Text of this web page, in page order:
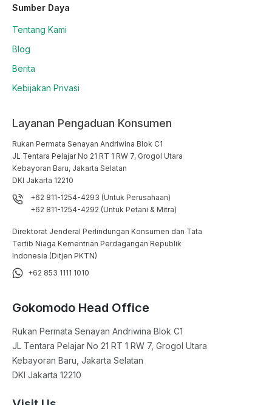
Sumber Daya
Tentang Kami
Blog
Berita
Kebijakan Privasi
Layanan Pengaduan Konsumen
Rukan Permata Senayan Andriwina Blok C1
JL Tentara Pelajar No 21 RT 1 RW 7, Grogol Utara
Kebayoran Baru, Jakarta Selatan
DKI Jakarta 12210
+62 811-1254-4293 (Untuk Perusahaan)
+62 811-1254-4292 (Untuk Petani & Mitra)
Direktorat Jenderal Perlindungan Konsumen dan Tata
Tertib Niaga Kementrian Perdagangan Republik
Indonesia (Ditjen PKTN)
+62 853 1111 1010
Gokomodo Head Office
Rukan Permata Senayan Andriwina Blok C1
JL Tentara Pelajar No 21 RT 1 RW 7, Grogol Utara
Kebayoran Baru, Jakarta Selatan
DKI Jakarta 12210